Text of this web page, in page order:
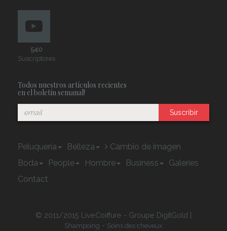
540
Suscriptores
Todos nuestros artículos recientes
en el boletín semanal!
Suscribir
Peluquería Belleza
Cambio de imagen
Boda
People Hombre Business
Galeries
Contact
© 2011/2015 LiveCoiffure - Groupe DigitGold |
Shampoing - Soins des cheveux